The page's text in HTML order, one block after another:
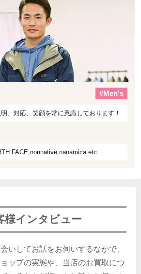
#Men's
、対応、笑顔を常に意識しております！
FACE,nonnative,nanamica etc...
様インタビュー
いしてお話をお伺いするなかで、
ップの実態や、当店のお買取につ